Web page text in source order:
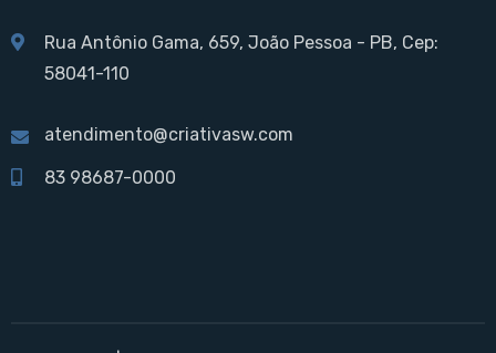
Rua Antônio Gama, 659, João Pessoa - PB, Cep:
58041-110
atendimento@criativasw.com
83 98687-0000